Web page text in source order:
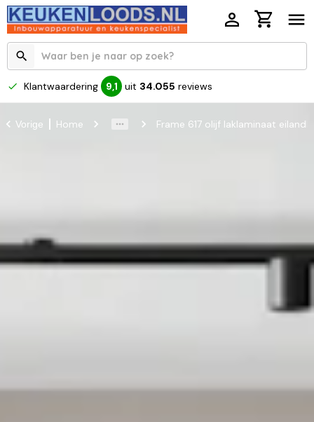
Klantwaardering 9,1 uit 34.055 reviews
Vorige Home Frame 617 olijf laklaminaat